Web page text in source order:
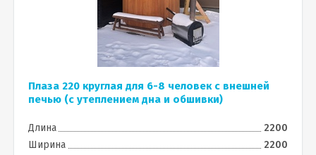
Плаза 220 круглая для 6-8 человек с внешней
печью (с утеплением дна и обшивки)
Длина
2200
Ширина
2200